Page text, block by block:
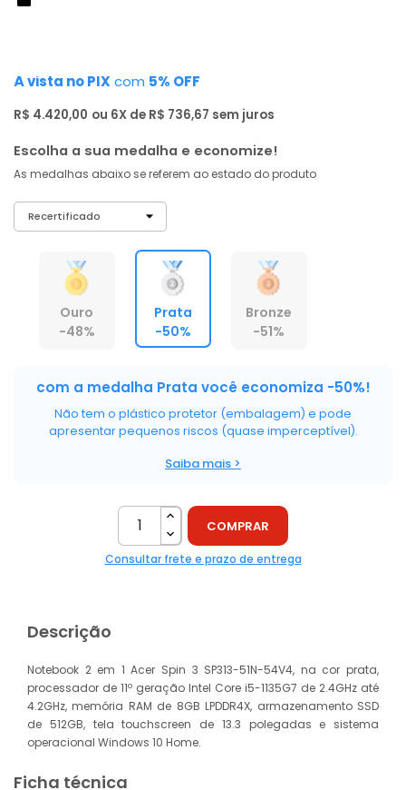
À vista no PIX com 5% OFF
R$ 4.420,00 ou 6X de R$ 736,67 sem juros
Escolha a sua medalha e economize!
As medalhas abaixo se referem ao estado do produto
Ouro
-48%
Prata
-50%
Bronze
-51%
com a medalha Prata você economiza -50%!
Não tem o plástico protetor (embalagem) e pode
apresentar pequenos riscos (quase imperceptível).
Saiba mais >
COMPRAR
Consultar frete e prazo de entrega
Descrição
Notebook 2 em 1 Acer Spin 3 SP313-51N-54V4, na cor prata,
processador de 11º geração Intel Core i5-1135G7 de 2.4GHz até
4.2GHz, memória RAM de 8GB LPDDR4X, armazenamento SSD
de 512GB, tela touchscreen de 13.3 polegadas e sistema
operacional Windows 10 Home.
Ficha técnica